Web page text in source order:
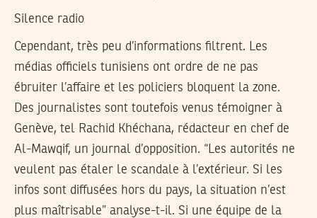
Silence radio
Cependant, très peu d’informations filtrent. Les
médias officiels tunisiens ont ordre de ne pas
ébruiter l’affaire et les policiers bloquent la zone.
Des journalistes sont toutefois venus témoigner à
Genève, tel Rachid Khéchana, rédacteur en chef de
Al-Mawqif, un journal d’opposition. “Les autorités ne
veulent pas étaler le scandale à l’extérieur. Si les
infos sont diffusées hors du pays, la situation n’est
plus maîtrisable” analyse-t-il. Si une équipe de la